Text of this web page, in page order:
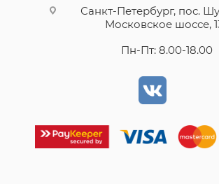
Санкт-Петербург, пос.
Московское шоссе,
Пн-Пт: 8.00-18.00